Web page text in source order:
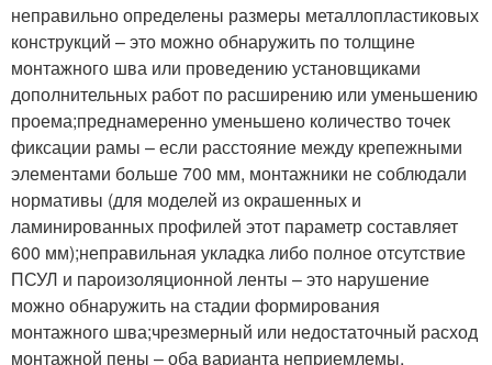
неправильно определены размеры металлопластиковых
конструкций – это можно обнаружить по толщине
монтажного шва или проведению установщиками
дополнительных работ по расширению или уменьшению
проема;преднамеренно уменьшено количество точек
фиксации рамы – если расстояние между крепежными
элементами больше 700 мм, монтажники не соблюдали
нормативы (для моделей из окрашенных и
ламинированных профилей этот параметр составляет
600 мм);неправильная укладка либо полное отсутствие
ПСУЛ и пароизоляционной ленты – это нарушение
можно обнаружить на стадии формирования
монтажного шва;чрезмерный или недостаточный расход
монтажной пены – оба варианта неприемлемы,